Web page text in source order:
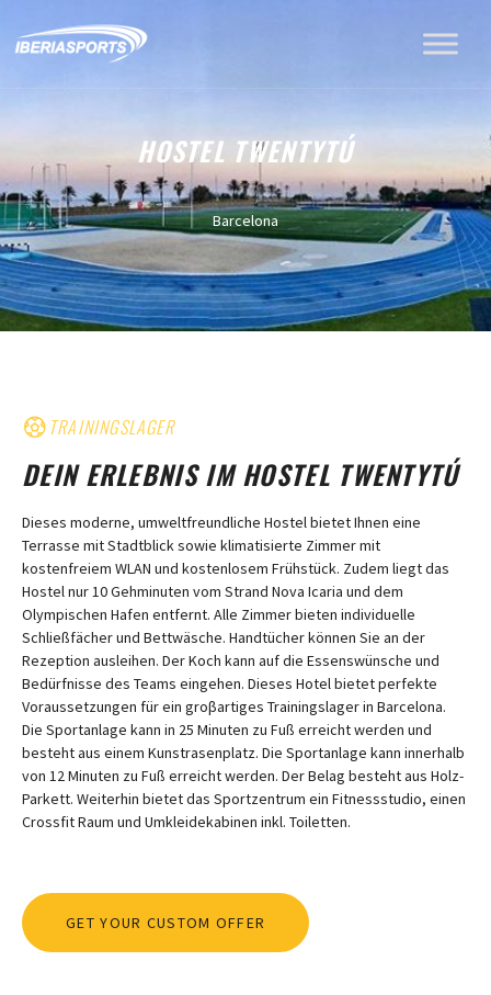
HOSTEL TWENTYTÚ
Barcelona
TRAININGSLAGER
DEIN ERLEBNIS IM HOSTEL TWENTYTÚ
Dieses moderne, umweltfreundliche Hostel bietet Ihnen eine
Terrasse mit Stadtblick sowie klimatisierte Zimmer mit
kostenfreiem WLAN und kostenlosem Frühstück. Zudem liegt das
Hostel nur 10 Gehminuten vom Strand Nova Icaria und dem
Olympischen Hafen entfernt. Alle Zimmer bieten individuelle
Schließfächer und Bettwäsche. Handtücher können Sie an der
Rezeption ausleihen. Der Koch kann auf die Essenswünsche und
Bedürfnisse des Teams eingehen. Dieses Hotel bietet perfekte
Voraussetzungen für ein groβartiges Trainingslager in Barcelona.
Die Sportanlage kann in 25 Minuten zu Fuß erreicht werden und
besteht aus einem Kunstrasenplatz. Die Sportanlage kann innerhalb
von 12 Minuten zu Fuß erreicht werden. Der Belag besteht aus Holz-
Parkett. Weiterhin bietet das Sportzentrum ein Fitnessstudio, einen
Crossfit Raum und Umkleidekabinen inkl. Toiletten.
GET YOUR CUSTOM OFFER